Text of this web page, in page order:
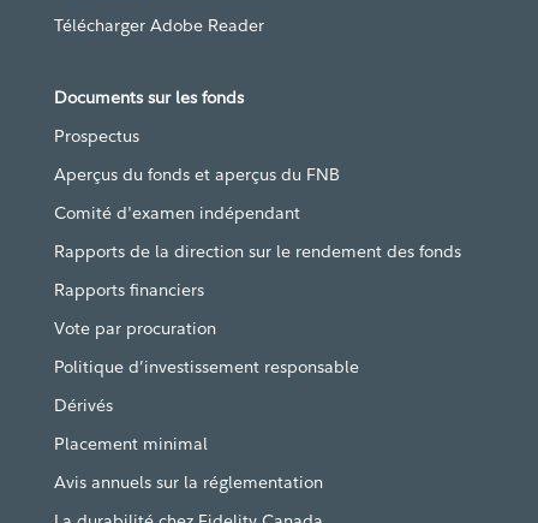
Télécharger Adobe Reader
Documents sur les fonds
Prospectus
Aperçus du fonds et aperçus du FNB
Comité d'examen indépendant
Rapports de la direction sur le rendement des fonds
Rapports financiers
Vote par procuration
Politique d’investissement responsable
Dérivés
Placement minimal
Avis annuels sur la réglementation